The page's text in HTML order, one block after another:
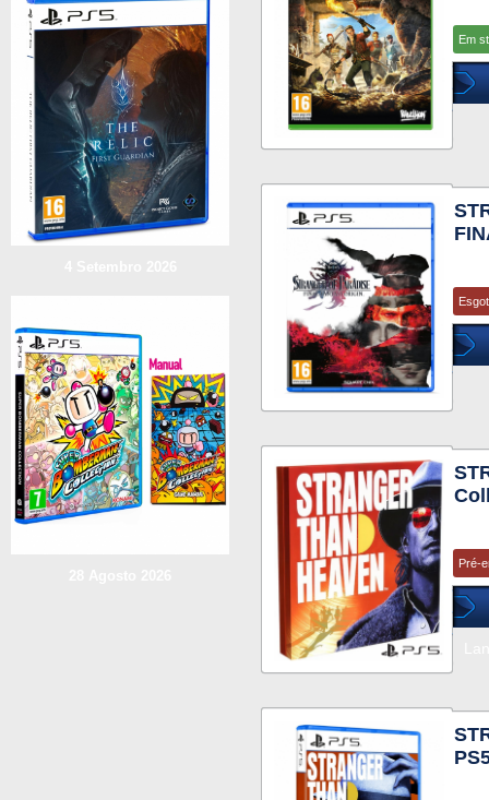
Em
Pré-